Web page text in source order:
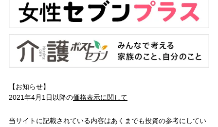
【お知らせ】
2021年4月1日以降の価格表示に関して
当サイトに記載されている内容はあくまでも投資の参考にしてい